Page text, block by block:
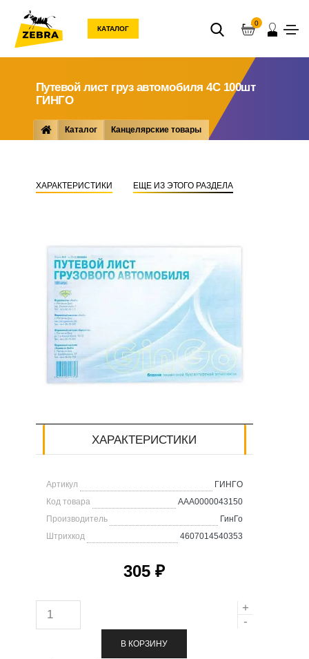
КАТАЛОГ
0
Путевой лист груз автомобиля 4С 100шт
ГИНГО
Каталог Канцелярские товары
ХАРАКТЕРИСТИКИ
ЕЩЕ ИЗ ЭТОГО РАЗДЕЛА
ХАРАКТЕРИСТИКИ
Артикул
ГИHГO
Код товара
AAA0000043150
Производитель
ГинГо
Штрихкод
4607014540353
305 ₽
о
В КОРЗИНУ